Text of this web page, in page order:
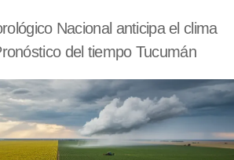
Nacional anticipa el clima
del tiempo Tucumán